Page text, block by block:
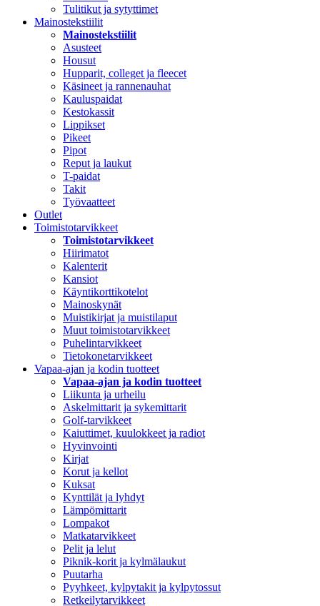
Tulitikut ja sytyttimet
Mainostekstiilit
Mainostekstiilit
Asusteet
Housut
Hupparit, colleget ja fleecet
Käsineet ja rannenauhat
Kauluspaidat
Kestokassit
Lippikset
Pikeet
Pipot
Reput ja laukut
T-paidat
Takit
Työvaatteet
Outlet
Toimistotarvikkeet
Toimistotarvikkeet
Hiirimatot
Kalenterit
Kansiot
Käyntikorttikotelot
Mainoskynät
Muistikirjat ja muistilaput
Muut toimistotarvikkeet
Puhelintarvikkeet
Tietokonetarvikkeet
Vapaa-ajan ja kodin tuotteet
Vapaa-ajan ja kodin tuotteet
Liikunta ja urheilu
Askelmittarit ja sykemittarit
Golf-tarvikkeet
Kaiuttimet, kuulokkeet ja radiot
Hyvinvointi
Kirjat
Korut ja kellot
Kuksat
Kynttilät ja lyhdyt
Lämpömittarit
Lompakot
Matkatarvikkeet
Pelit ja lelut
Piknik-korit ja kylmälaukut
Puutarha
Pyyhkeet, kylpytakit ja kylpytossut
Retkeilytarvikkeet